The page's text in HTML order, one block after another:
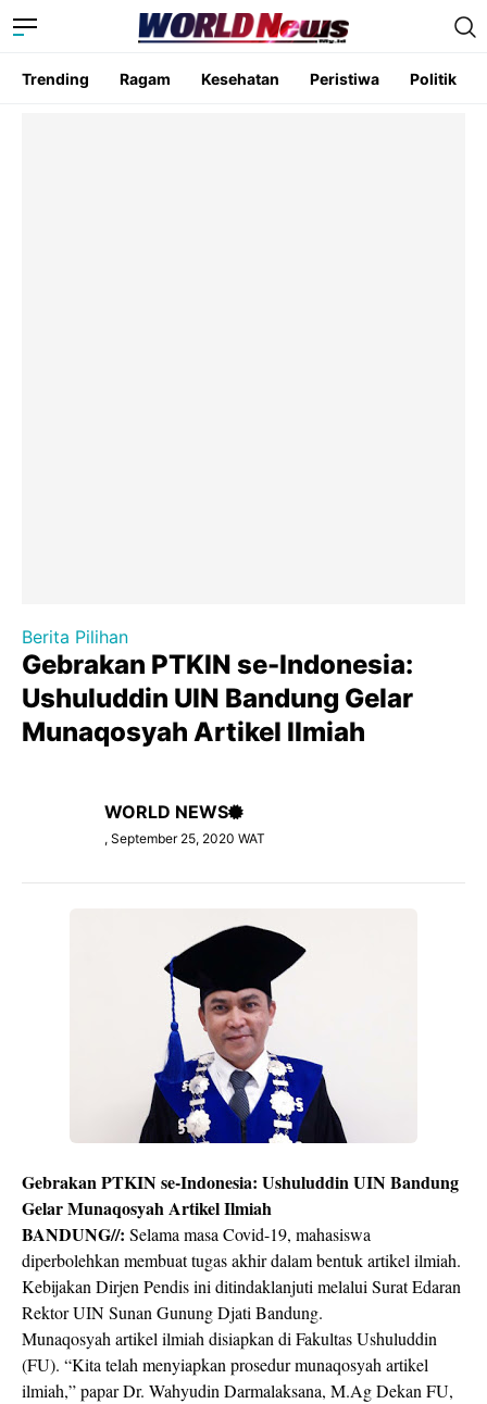
Trending Ragam Kesehatan Peristiwa Politik
Berita Pilihan
Gebrakan PTKIN se-Indonesia:
Ushuluddin UIN Bandung Gelar
Munaqosyah Artikel Ilmiah
WORLD NEWS
, September 25, 2020 WAT
Gebrakan PTKIN se-Indonesia: Ushuluddin UIN Bandung
Gelar Munaqosyah Artikel Ilmiah
BANDUNG//: Selama masa Covid-19, mahasiswa
diperbolehkan membuat tugas akhir dalam bentuk artikel ilmiah.
Kebijakan Dirjen Pendis ini ditindaklanjuti melalui Surat Edaran
Rektor UIN Sunan Gunung Djati Bandung.
Munaqosyah artikel ilmiah disiapkan di Fakultas Ushuluddin
(FU). “Kita telah menyiapkan prosedur munaqosyah artikel
ilmiah,” papar Dr. Wahyudin Darmalaksana, M.Ag Dekan FU,